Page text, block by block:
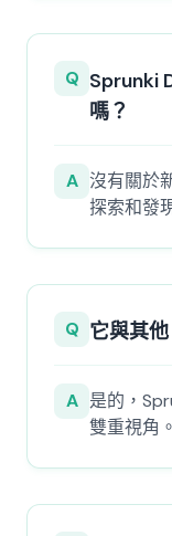
Q Sprunki
嗎？
A 沒有關於
探索和發
Q 它與其
A 是的，
雙重視角。